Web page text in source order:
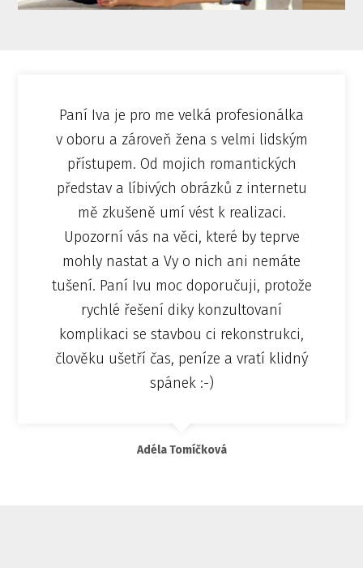
Paní Iva je pro me velká profesionálka
v oboru a zároveň žena s velmi lidským
přístupem. Od mojich romantických
představ a líbivých obrázků z internetu
mě zkušeně umí vést k realizaci.
Upozorní vás na věci, které by teprve
mohly nastat a Vy o nich ani nemáte
tušení. Paní Ivu moc doporučuji, protože
rychlé řešení diky konzultovaní
komplikaci se stavbou ci rekonstrukci,
člověku ušetří čas, peníze a vratí klidný
spánek :-)
Adéla Tomíčková